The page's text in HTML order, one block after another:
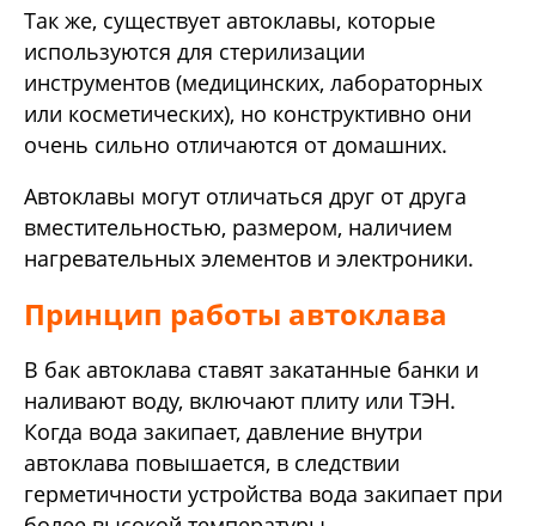
Так же, существует автоклавы, которые
используются для стерилизации
инструментов (медицинских, лабораторных
или косметических), но конструктивно они
очень сильно отличаются от домашних.
Автоклавы могут отличаться друг от друга
вместительностью, размером, наличием
нагревательных элементов и электроники.
Принцип работы автоклава
В бак автоклава ставят закатанные банки и
наливают воду, включают плиту или ТЭН.
Когда вода закипает, давление внутри
автоклава повышается, в следствии
герметичности устройства вода закипает при